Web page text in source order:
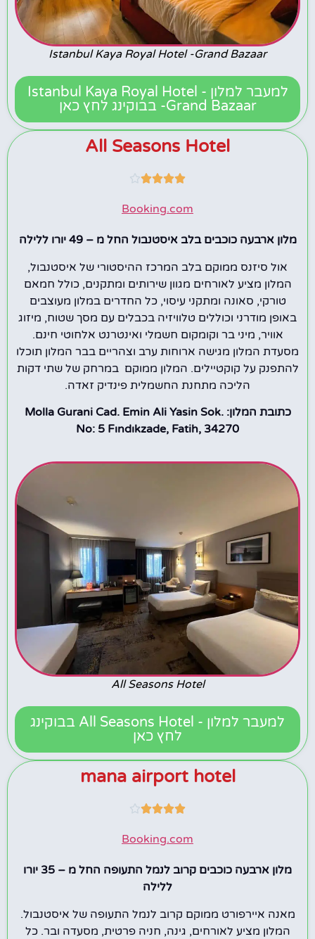
Istanbul Kaya Royal Hotel -Grand Bazaar
למעבר למלון - Istanbul Kaya Royal Hotel
-Grand Bazaar בבוקינג לחץ כאן
All Seasons Hotel





Booking.com
מלון ארבעה כוכבים בלב איסטנבול החל מ – 49 יורו ללילה
אול סיזנס ממוקם בלב המרכז ההיסטורי של איסטנבול,
המלון מציע לאורחים מגוון שירותים ומתקנים, כולל חמאם
טורקי, סאונה ומתקני עיסוי, כל החדרים במלון מעוצבים
באופן מודרני וכוללים טלוויזיה בכבלים עם מסך שטוח, מיזוג
אוויר, מיני בר וקומקום חשמלי ואינטרנט אלחוטי חינם.
מסעדת המלון מגישה ארוחות ערב וצהריים בבר המלון תוכלו
להתפנק על קוקטיילים. המלון ממוקם במרחק של שתי דקות
הליכה מתחנת החשמלית פינדיק זאדה.
כתובת המלון: Molla Gurani Cad. Emin Ali Yasin Sok.
No: 5 Fındıkzade, Fatih, 34270
All Seasons Hotel
למעבר למלון - All Seasons Hotel בבוקינג
לחץ כאן
mana airport hotel





Booking.com
מלון ארבעה כוכבים קרוב לנמל התעופה החל מ – 35 יורו
ללילה
מאנה איירפורט ממוקם קרוב לנמל התעופה של איסטנבול.
המלון מציע לאורחים, גינה, חניה פרטית, מסעדה ובר. כל